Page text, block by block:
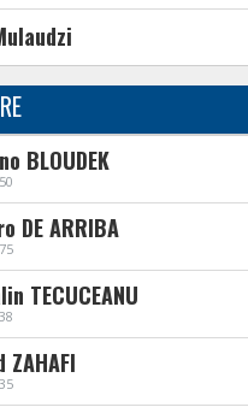
BLOUDEK
DE ARRIBA
TECUCEANU
ZAHAFI